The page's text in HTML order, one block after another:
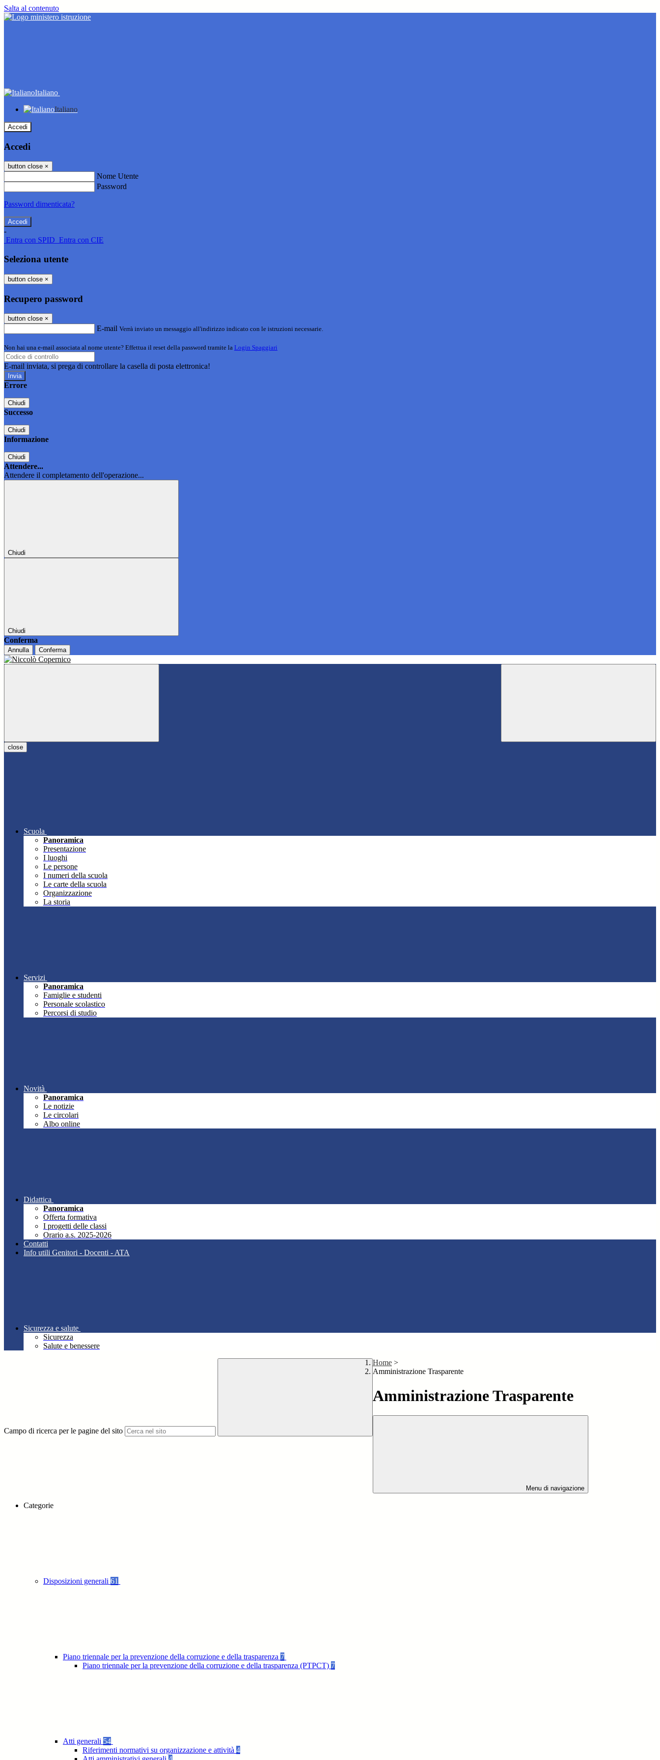
Salta al contenuto
Italiano
Italiano
Accedi
Accedi
button close ×
Nome Utente
Password
Password dimenticata?
-
Entra con SPID Entra con CIE
Seleziona utente
button close ×
Recupero password
button close ×
E-mail Verrà inviato un messaggio all'indirizzo indicato con le istruzioni necessarie.
Non hai una e-mail associata al nome utente? Effettua il reset della password tramite la Login Spaggiari
E-mail inviata, si prega di controllare la casella di posta elettronica!
Errore
Chiudi
Successo
Chiudi
Informazione
Chiudi
Attendere...
Attendere il completamento dell'operazione...
Chiudi
Chiudi
Conferma
Annulla Conferma
close
Scuola
Panoramica
Presentazione
I luoghi
Le persone
I numeri della scuola
Le carte della scuola
Organizzazione
La storia
Servizi
Panoramica
Famiglie e studenti
Personale scolastico
Percorsi di studio
Novità
Panoramica
Le notizie
Le circolari
Albo online
Didattica
Panoramica
Offerta formativa
I progetti delle classi
Orario a.s. 2025-2026
Contatti
Info utili Genitori - Docenti - ATA
Sicurezza e salute
Sicurezza
Salute e benessere
Campo di ricerca per le pagine del sito
Home >
Amministrazione Trasparente
Amministrazione Trasparente
Menu di navigazione
Categorie
Disposizioni generali 61
Piano triennale per la prevenzione della corruzione e della trasparenza 7
Piano triennale per la prevenzione della corruzione e della trasparenza (PTPCT) 7
Atti generali 54
Riferimenti normativi su organizzazione e attività 4